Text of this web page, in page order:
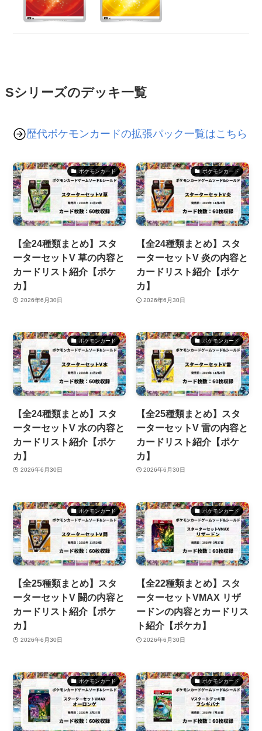
Sシリーズのデッキ一覧
歴代ポケモンカードの拡張パック一覧はこちら
ポケモンカード
【全24種類まとめ】スタ
ーターセットV 草の内容と
カードリスト紹介【ポケ
カ】
2026年6月30日
ポケモンカード
【全24種類まとめ】スタ
ーターセットV 炎の内容と
カードリスト紹介【ポケ
カ】
2026年6月30日
ポケモンカード
【全24種類まとめ】スタ
ーターセットV 水の内容と
カードリスト紹介【ポケ
カ】
2026年6月30日
ポケモンカード
【全25種類まとめ】スタ
ーターセットV 雷の内容と
カードリスト紹介【ポケ
カ】
2026年6月30日
ポケモンカード
【全25種類まとめ】スタ
ーターセットV 闘の内容と
カードリスト紹介【ポケ
カ】
2026年6月30日
ポケモンカード
【全22種類まとめ】スタ
ーターセットVMAX リザ
ードンの内容とカードリス
ト紹介【ポケカ】
2026年6月30日
ポケモンカード ポケモンカード